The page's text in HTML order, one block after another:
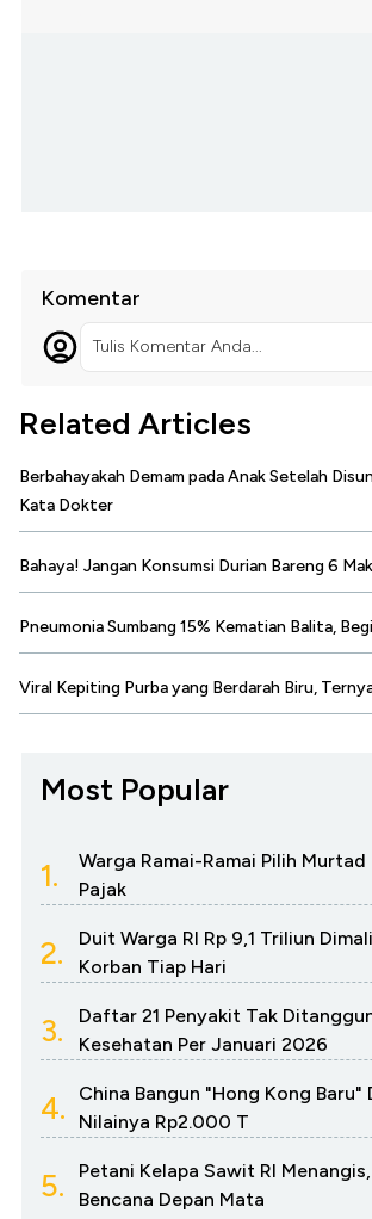
Komentar
Tulis Komentar Anda...
Related Articles
Berbahayakah Demam pada Anak Setelah
Kata Dokter
Bahaya! Jangan Konsumsi Durian Bareng 6
Pneumonia Sumbang 15% Kematian Balita,
Viral Kepiting Purba yang Berdarah Biru,
Most Popular
1.
Warga Ramai-Ramai Pilih Murtad
Pajak
2.
Duit Warga RI Rp 9,1 Triliun
Korban Tiap Hari
3.
Daftar 21 Penyakit Tak
Kesehatan Per Januari 2026
4.
China Bangun "Hong Kong Baru"
Nilainya Rp2.000 T
5.
Petani Kelapa Sawit RI
Bencana Depan Mata